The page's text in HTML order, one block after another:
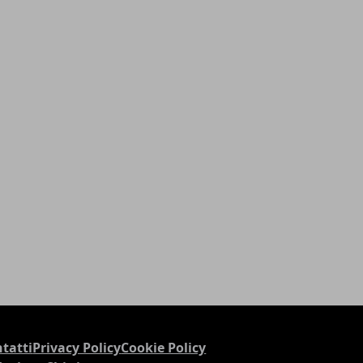
Privacy PolicyCookie Policy